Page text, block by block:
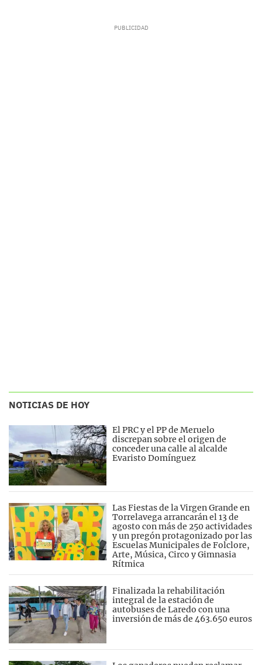
NOTICIAS DE HOY
El PRC y el PP de Meruelo
discrepan sobre el origen de
conceder una calle al alcalde
Evaristo Domínguez
Las Fiestas de la Virgen Grande en
Torrelavega arrancarán el 13 de
agosto con más de 250 actividades
y un pregón protagonizado por las
Escuelas Municipales de Folclore,
Arte, Música, Circo y Gimnasia
Rítmica
Finalizada la rehabilitación
integral de la estación de
autobuses de Laredo con una
inversión de más de 463.650 euros